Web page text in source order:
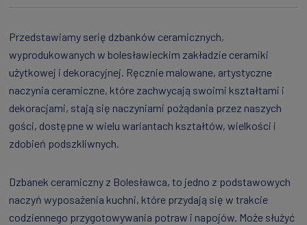
Przedstawiamy serię dzbanków ceramicznych,
wyprodukowanych w bolesławieckim zakładzie ceramiki
użytkowej i dekoracyjnej. Ręcznie malowane, artystyczne
naczynia ceramiczne, które zachwycają swoimi kształtami i
dekoracjami, stają się naczyniami pożądania przez naszych
gości, dostępne w wielu wariantach kształtów, wielkości i
zdobień podszkliwnych.
Dzbanek ceramiczny z Bolesławca, to jedno z podstawowych
naczyń wyposażenia kuchni, które przydają się w trakcie
codziennego przygotowywania potraw i napojów. Może służyć